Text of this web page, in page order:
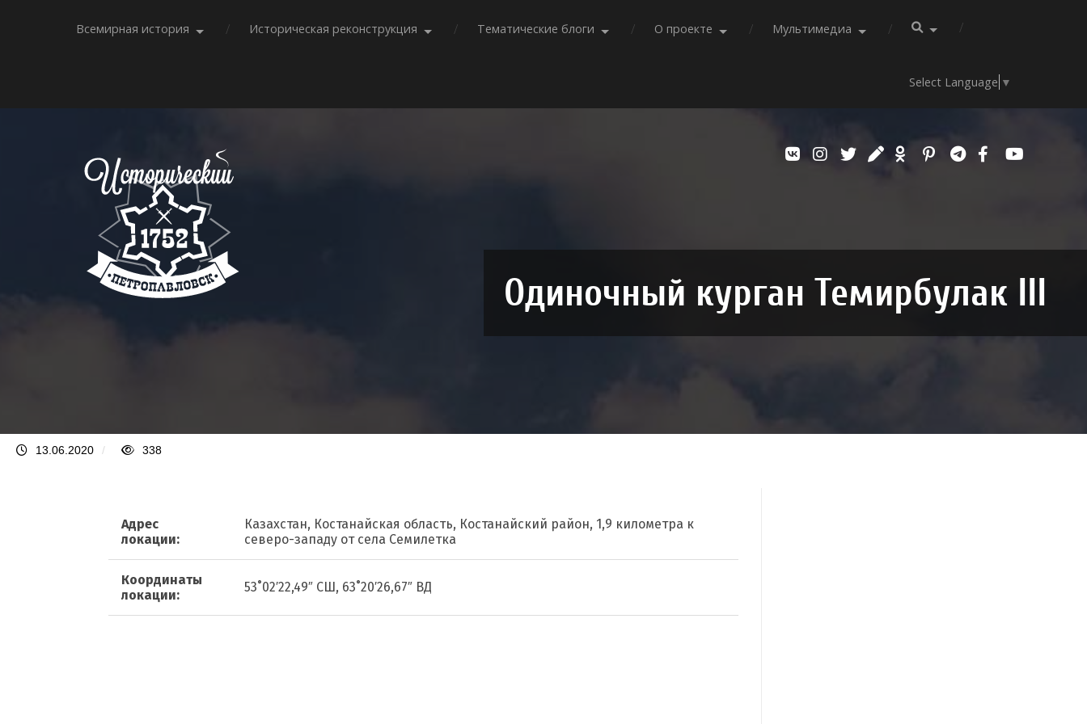
Всемирная история Историческая реконструкция Тематические блоги О проекте Мультимедиа
Select Language ▼
Одиночный курган Темирбулак III
13.06.2020 / 338
Адрес
локации:
Казахстан, Костанайская область, Костанайский район, 1,9 километра к
северо-западу от села Семилетка
Координаты
локации:
53˚02′22,49″ СШ, 63˚20′26,67″ ВД